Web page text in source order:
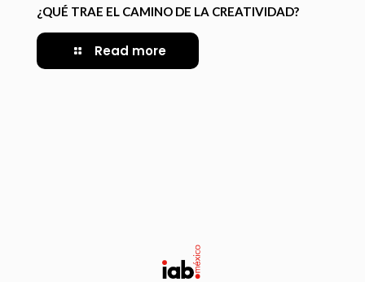
¿QUÉ TRAE EL CAMINO DE LA CREATIVIDAD?
Read more